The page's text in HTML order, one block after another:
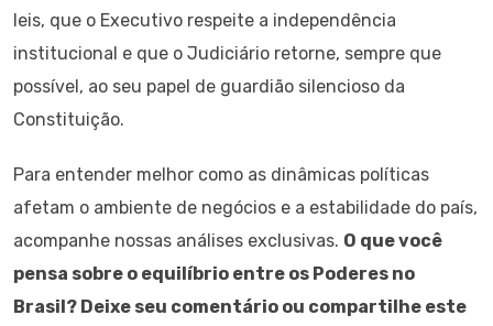
leis, que o Executivo respeite a independência
institucional e que o Judiciário retorne, sempre que
possível, ao seu papel de guardião silencioso da
Constituição.
Para entender melhor como as dinâmicas políticas
afetam o ambiente de negócios e a estabilidade do país,
acompanhe nossas análises exclusivas. O que você
pensa sobre o equilíbrio entre os Poderes no
Brasil? Deixe seu comentário ou compartilhe este